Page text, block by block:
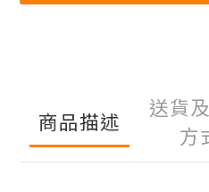
商品描述
送貨
方